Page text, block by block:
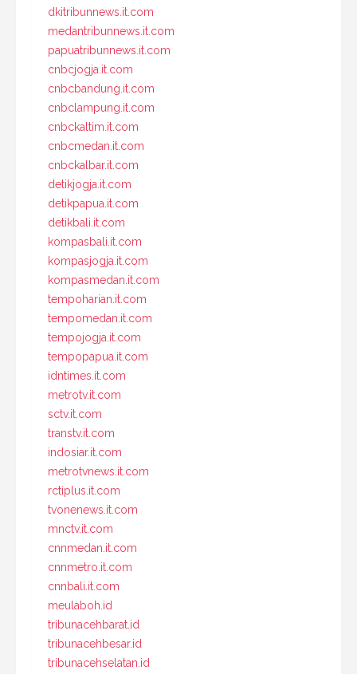
dkitribunnews.it.com
medantribunnews.it.com
papuatribunnews.it.com
cnbcjogja.it.com
cnbcbandung.it.com
cnbclampung.it.com
cnbckaltim.it.com
cnbcmedan.it.com
cnbckalbar.it.com
detikjogja.it.com
detikpapua.it.com
detikbali.it.com
kompasbali.it.com
kompasjogja.it.com
kompasmedan.it.com
tempoharian.it.com
tempomedan.it.com
tempojogja.it.com
tempopapua.it.com
idntimes.it.com
metrotv.it.com
sctv.it.com
transtv.it.com
indosiar.it.com
metrotvnews.it.com
rctiplus.it.com
tvonenews.it.com
mnctv.it.com
cnnmedan.it.com
cnnmetro.it.com
cnnbali.it.com
meulaboh.id
tribunacehbarat.id
tribunacehbesar.id
tribunacehselatan.id